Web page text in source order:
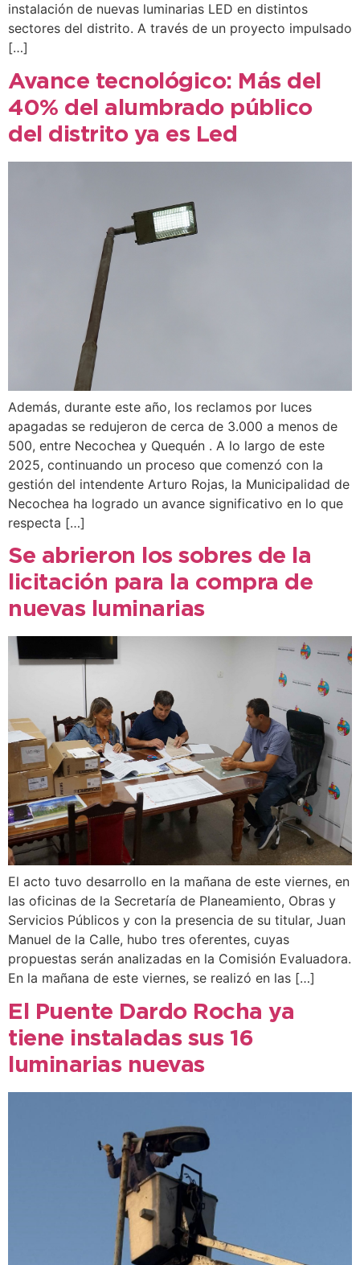
instalación de nuevas luminarias LED en distintos
sectores del distrito. A través de un proyecto impulsado
[…]
Avance tecnológico: Más del
40% del alumbrado público
del distrito ya es Led
Además, durante este año, los reclamos por luces
apagadas se redujeron de cerca de 3.000 a menos de
500, entre Necochea y Quequén . A lo largo de este
2025, continuando un proceso que comenzó con la
gestión del intendente Arturo Rojas, la Municipalidad de
Necochea ha logrado un avance significativo en lo que
respecta […]
Se abrieron los sobres de la
licitación para la compra de
nuevas luminarias
El acto tuvo desarrollo en la mañana de este viernes, en
las oficinas de la Secretaría de Planeamiento, Obras y
Servicios Públicos y con la presencia de su titular, Juan
Manuel de la Calle, hubo tres oferentes, cuyas
propuestas serán analizadas en la Comisión Evaluadora.
En la mañana de este viernes, se realizó en las […]
El Puente Dardo Rocha ya
tiene instaladas sus 16
luminarias nuevas